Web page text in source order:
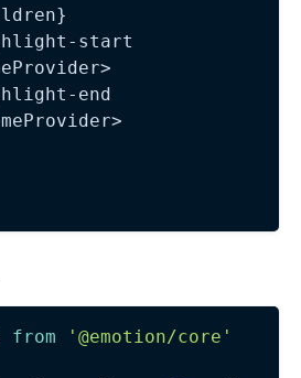
start
end
from '@emotion/core'